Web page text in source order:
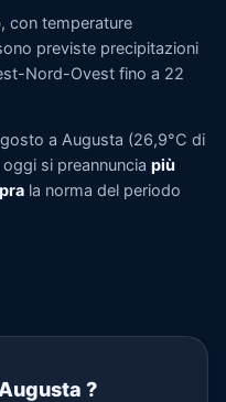
, con temperature
previste precipitazioni
Nord-Ovest fino a 22
a Augusta (26,9°C di
si preannuncia più
la norma del periodo
?